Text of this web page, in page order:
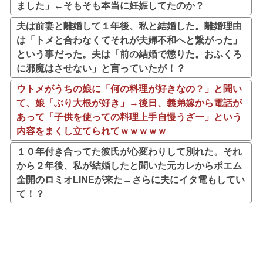
ました」←そもそも本当に妊娠してたのか？
夫は前妻と離婚して１年後、私と結婚した。離婚理由
は「トメと合わなくてそれが夫婦不和へと繋がった」
という事だった。夫は「前の結婚で懲りた。おふくろ
に邪魔はさせない」と言っていたが！？
ウトメがうちの娘に「何の料理が好きなの？」と聞い
て、娘「ぶり大根が好き」→後日、義弟嫁から電話が
あって「子供を使っての料理上手自慢うざー」という
内容をまくし立てられてｗｗｗｗｗ
１０年付き合ってた彼氏が心変わりして別れた。それ
から２年後、私が結婚したと聞いた元カレからポエム
全開のロミオLINEが来た→さらに夫にイタ電もしてい
て！？